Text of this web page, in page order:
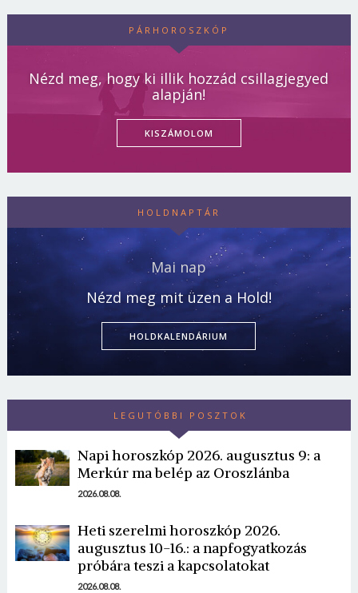
PÁRHOROSZKÓP
Nézd meg, hogy ki illik hozzád csillagjegyed
alapján!
KISZÁMOLOM
HOLDNAPTÁR
Mai nap
Nézd meg mit üzen a Hold!
HOLDKALENDÁRIUM
LEGUTÓBBI POSZTOK
Napi horoszkóp 2026. augusztus 9: a
Merkúr ma belép az Oroszlánba
2026.08.08.
Heti szerelmi horoszkóp 2026.
augusztus 10-16.: a napfogyatkozás
próbára teszi a kapcsolatokat
2026.08.08.
E-mail cím vagy felhasználónév